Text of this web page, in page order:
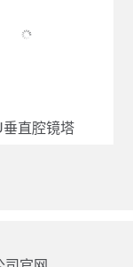
垂直腔镜塔